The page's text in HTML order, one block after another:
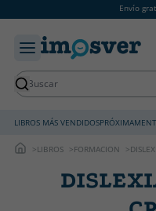
Envío
LIBROS MÁS VENDIDOS
LIBROS FORMACION